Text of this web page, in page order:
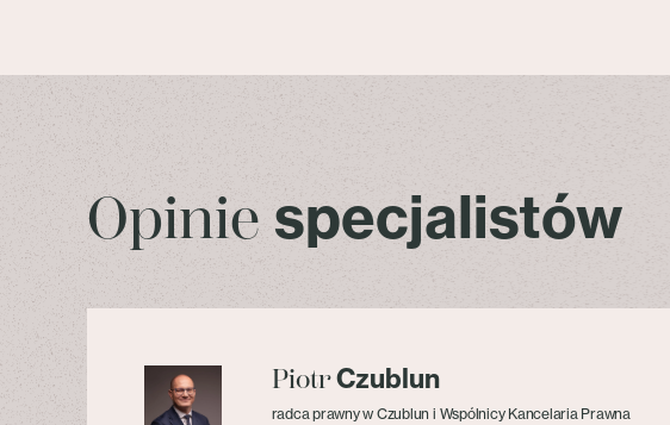
Opinie specjalistów
PiotrCzublun
radca prawny w Czublun i Wspólnicy Kancelaria Prawna